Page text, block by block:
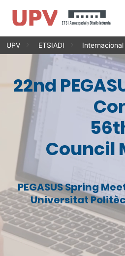
Vés
contingut
UPV ETSIADI Internacional
22nd
Council
PEGASUS Spring
Universitat